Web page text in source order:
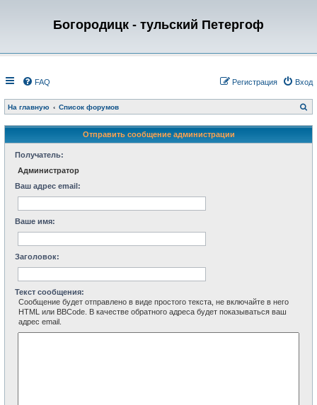
Богородицк - тульский Петергоф
FAQ Вход
Регистрация
На главную Список форумов
о
с
Отправить сообщение администрации
Получатель:
Администратор
Ваш адрес email:
Ваше имя:
Заголовок:
Текст сообщения:
Сообщение будет отправлено в виде простого текста, не включайте в него
HTML или BBCode. В качестве обратного адреса будет показываться ваш
адрес email.